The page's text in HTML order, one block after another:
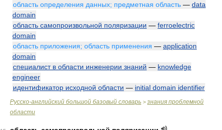
область определения данных; предметная область — data
domain
область самопроизвольной поляризации — ferroelectric
domain
область приложения; область применения — application
domain
специалист в области инженерии знаний — knowledge
engineer
идентификатор исходной области — initial domain identifier
Русско-английский большой базовый словарь > знания проблемной
области